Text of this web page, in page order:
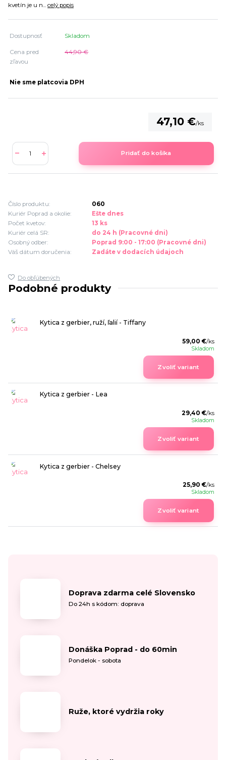
kvetín je u n... celý popis
Dostupnosť Skladom
Cena pred
zľavou
44,90 €
Nie sme platcovia DPH
47,10 €/ks
Pridať do košíka
Číslo produktu:
060
Kuriér Poprad a okolie:
Ešte dnes
Počet kvetov:
13 ks
Kuriér celá SR:
do 24 h (Pracovné dni)
Osobný odber:
Poprad 9:00 - 17:00 (Pracovné dni)
Váš dátum doručenia:
Zadáte v dodacích údajoch
Do obľúbených
Podobné produkty
Kytica z gerbier, ruží, ľalií - Tiffany
59,00 €/ks
Skladom
Zvoliť variant
Kytica z gerbier - Lea
29,40 €/ks
Skladom
Zvoliť variant
Kytica z gerbier - Chelsey
25,90 €/ks
Skladom
Zvoliť variant
Doprava zdarma celé Slovensko
Do 24h s kódom: doprava
Donáška Poprad - do 60min
Pondelok - sobota
Ruže, ktoré vydržia roky